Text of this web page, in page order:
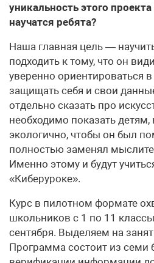
уникальность этого
научатся ребята?
Наша главная цель —
подходить к тому, что он
уверенно ориентироваться
защищать себя и свои
отдельно сказать про
необходимо показать детям,
экологично, чтобы он был
полностью заменял
Именно этому и будут
«Киберуроке».
Курс в пилотном формате
школьников с 1 по 11
сентября. Выделяем на
Программа состоит из семи